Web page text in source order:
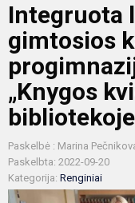
Integruota
gimtosios
„Knygos
Paskelbė : Marina
Paskelbta: 2022-09-20
Kategorija: Renginiai